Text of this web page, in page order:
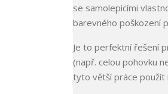
se samolepicími
barevného poškození
Je to perfektní řešení
(např. celou pohovku
tyto větší práce použít